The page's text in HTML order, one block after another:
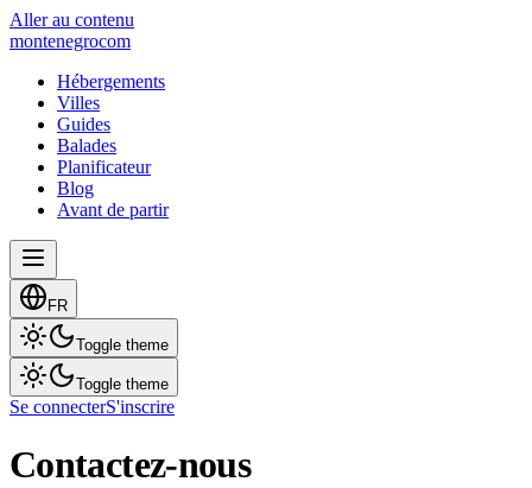
Aller au contenu
montenegrocom
Hébergements
Villes
Guides
Balades
Planificateur
Blog
Avant de partir
FR
Toggle theme
Toggle theme
Se connecterS'inscrire
Contactez-nous